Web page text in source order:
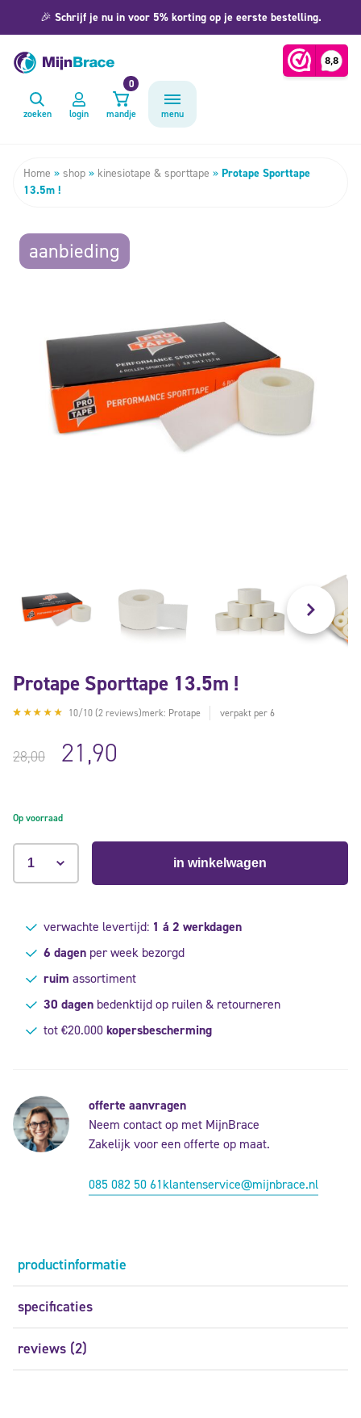
🎉 Schrijf je nu in voor 5% korting op je eerste bestelling.
zoeken login mandje
0
menu
Home » shop » kinesiotape & sporttape » Protape Sporttape
13.5m !
Protape Sporttape 13.5m !
gebaseerd
opklant
waarderingen
10/10 (2 reviews)merk: Protape verpakt per 6
28,00 21,90
Op voorraad
in winkelwagen
verwachte levertijd: 1 á 2 werkdagen
6 dagenper week bezorgd
ruim assortiment
30 dagenbedenktijd op ruilen & retourneren
tot €20.000kopersbescherming
offerte aanvragen
Neem contact op met MijnBrace
Zakelijk voor een offerte op maat.
085 082 50 61klantenservice@mijnbrace.nl
aanbieding
productinformatie
specificaties
reviews (2)